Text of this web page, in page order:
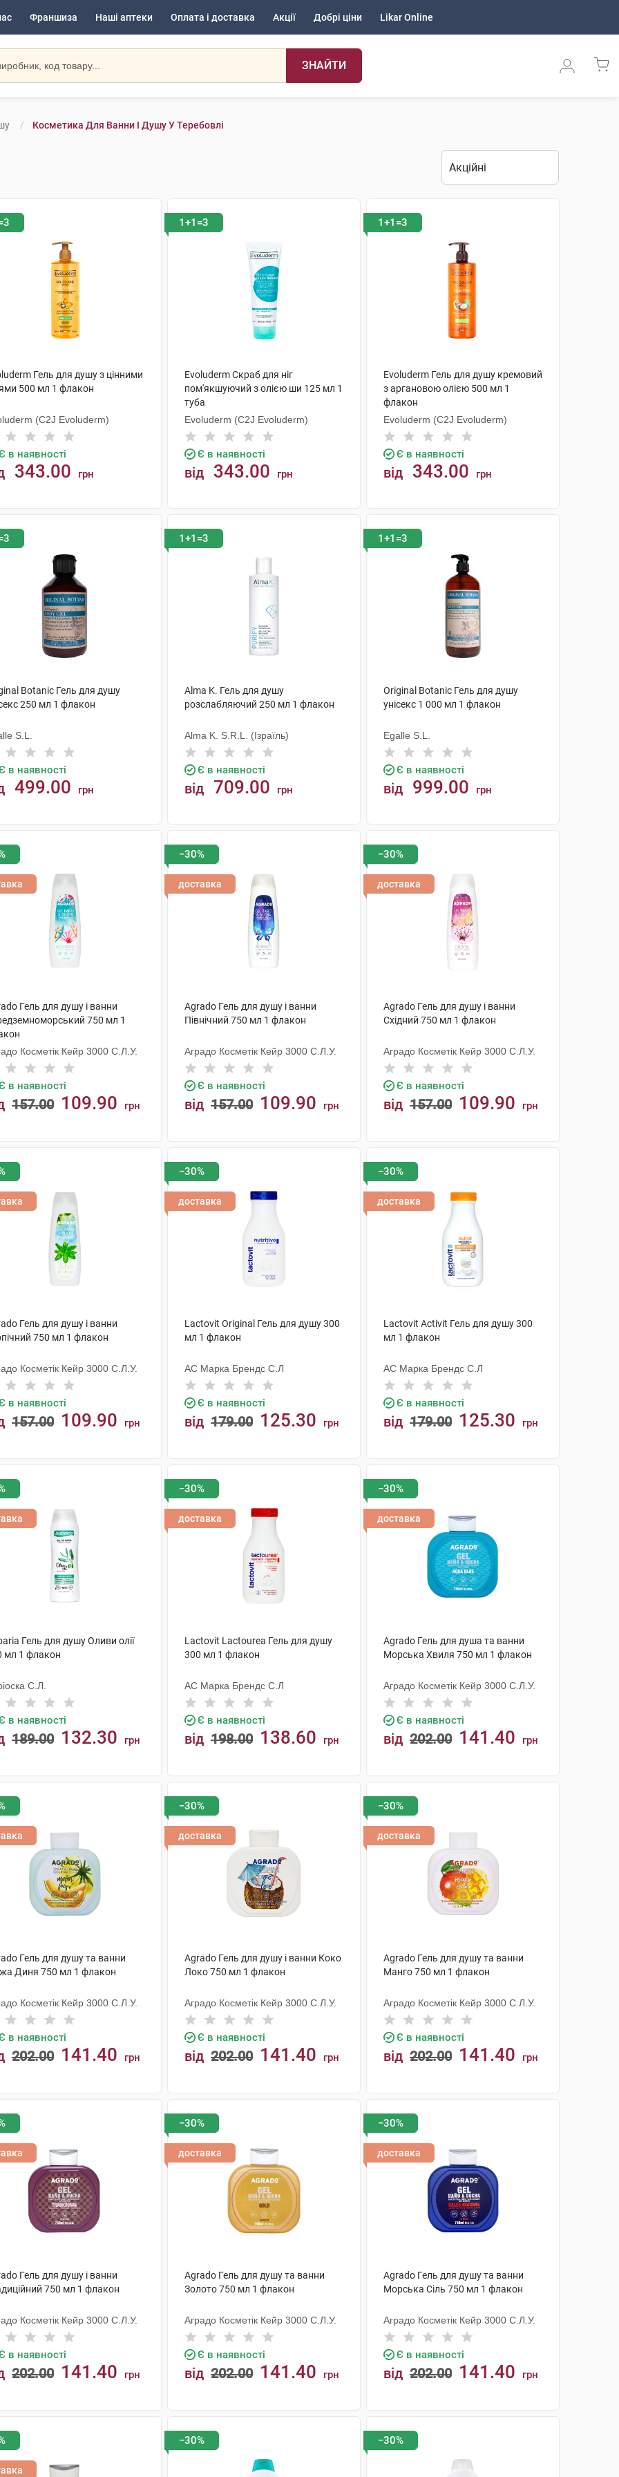
Франшиза Наші аптеки Оплата і доставка Акції Добрі ціни Likar Online
ЗНАЙТИ
Косметика Для Ванни І Душу У Теребовлі
Гель для душу з цінними
500 мл 1 флакон
(C2J Evoluderm)
в наявності
343.00 грн
1+1=3
Evoluderm Скраб для ніг
пом'якшуючий з олією ши 125 мл 1
туба
Evoluderm (C2J Evoluderm)
Є в наявності
від 343.00 грн
1+1=3
Evoluderm Гель для душу кремовий
з аргановою олією 500 мл 1
флакон
Evoluderm (C2J Evoluderm)
Є в наявності
від 343.00 грн
Botanic Гель для душу
250 мл 1 флакон
S.L.
в наявності
499.00 грн
1+1=3
Alma K. Гель для душу
розслабляючий 250 мл 1 флакон
Alma K. S.R.L. (Ізраїль)
Є в наявності
від 709.00 грн
1+1=3
Original Botanic Гель для душу
унісекс 1 000 мл 1 флакон
Egalle S.L.
Є в наявності
від 999.00 грн
Гель для душу і ванни
750 мл 1
Косметік Кейр 3000 С.Л.У.
в наявності
157.00 109.90 грн
−30%
доставка
Agrado Гель для душу і ванни
Північний 750 мл 1 флакон
Аградо Косметік Кейр 3000 С.Л.У.
Є в наявності
від 157.00 109.90 грн
−30%
доставка
Agrado Гель для душу і ванни
Східний 750 мл 1 флакон
Аградо Косметік Кейр 3000 С.Л.У.
Є в наявності
від 157.00 109.90 грн
Гель для душу і ванни
750 мл 1 флакон
Косметік Кейр 3000 С.Л.У.
в наявності
157.00 109.90 грн
−30%
доставка
Lactovit Original Гель для душу 300
мл 1 флакон
АС Марка Брендс С.Л
Є в наявності
від 179.00 125.30 грн
−30%
доставка
Lactovit Activit Гель для душу 300
мл 1 флакон
АС Марка Брендс С.Л
Є в наявності
від 179.00 125.30 грн
Гель для душу Оливи олії
мл 1 флакон
С.Л.
в наявності
189.00 132.30 грн
−30%
доставка
Lactovit Lactourea Гель для душу
300 мл 1 флакон
АС Марка Брендс С.Л
Є в наявності
від 198.00 138.60 грн
−30%
доставка
Agrado Гель для душа та ванни
Морська Хвиля 750 мл 1 флакон
Аградо Косметік Кейр 3000 С.Л.У.
Є в наявності
від 202.00 141.40 грн
Гель для душу та ванни
Диня 750 мл 1 флакон
Косметік Кейр 3000 С.Л.У.
в наявності
202.00 141.40 грн
−30%
доставка
Agrado Гель для душу і ванни Коко
Локо 750 мл 1 флакон
Аградо Косметік Кейр 3000 С.Л.У.
Є в наявності
від 202.00 141.40 грн
−30%
доставка
Agrado Гель для душу та ванни
Манго 750 мл 1 флакон
Аградо Косметік Кейр 3000 С.Л.У.
Є в наявності
від 202.00 141.40 грн
Гель для душу і ванни
750 мл 1 флакон
Косметік Кейр 3000 С.Л.У.
в наявності
202.00 141.40 грн
−30%
доставка
Agrado Гель для душу та ванни
Золото 750 мл 1 флакон
Аградо Косметік Кейр 3000 С.Л.У.
Є в наявності
від 202.00 141.40 грн
−30%
доставка
Agrado Гель для душу та ванни
Морська Сіль 750 мл 1 флакон
Аградо Косметік Кейр 3000 С.Л.У.
Є в наявності
від 202.00 141.40 грн
−30% −30%